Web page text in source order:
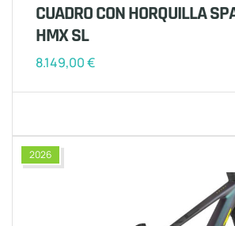
CUADRO CON HORQUILLA
HMX SL
8.149,00€
2026